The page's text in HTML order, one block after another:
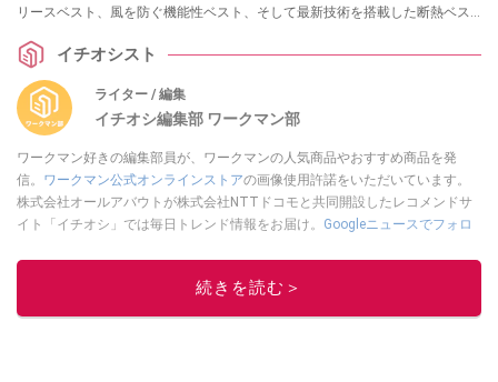
リースベスト、風を防ぐ機能性ベスト、そして最新技術を搭載した断熱ベス
イチオシスト
ライター / 編集
イチオシ編集部 ワークマン部
ワークマン好きの編集部員が、ワークマンの人気商品やおすすめ商品を発
信。 ワークマン公式オンラインストアの画像使用許諾をいただいています。
株式会社オールアバウトが株式会社NTTドコモと共同開設したレコメンドサ
イト「イチオシ」では毎日トレンド情報をお届け。 Googleニュースでフォロ
このイチオシストの他の記事を読む
続きを読む＞